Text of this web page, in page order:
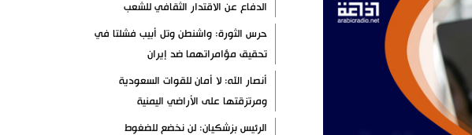
الدفاع عن الاقتدار الثقافي للشعب
حرس الثورة: واشنطن وتل أبيب فشلتا في
تحقيق مؤامراتهما ضد إيران
أنصار الله: لا أمان للقوات السعودية
ومرتزقتها على الأراضي اليمنية
الرئيس بزشكيان: لن نخضع للضغوط